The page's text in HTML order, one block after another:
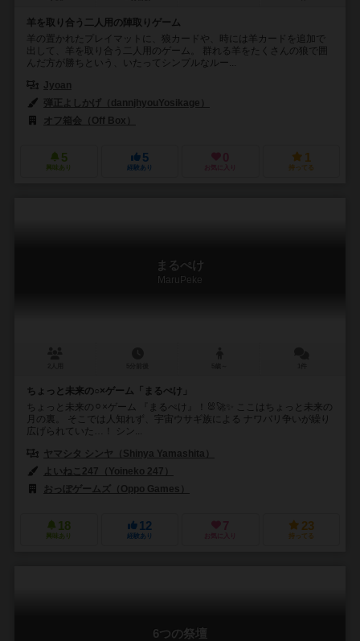
羊を取り合う二人用の陣取りゲーム
羊の置かれたプレイマットに、狼カードや、時には羊カードを追加で
出して、羊を取り合う二人用のゲーム。 群れる羊をたくさんの狼で囲
んだ方が勝ちという、いたってシンプルなルー...
Jyoan
弾正よしかげ（dannjhyouYosikage）
オフ箱会（Off Box）
5
興味あり
5
経験あり
0
お気に入り
1
持ってる
まるぺけ
MaruPeke
ちょっと未来の○×ゲーム「まるぺけ」
ちょっと未来の⚪︎×ゲーム 『まるぺけ』！🐰🚀✨ ここはちょっと未来の
月の裏。 そこでは人知れず、宇宙ウサギ族による ナワバリ争いが繰り
広げられていた…！ シン...
ヤマシタ シンヤ（Shinya Yamashita）
よいねこ247（Yoineko 247）
おっぽゲームズ（Oppo Games）
18
興味あり
12
経験あり
7
お気に入り
23
持ってる
6つの祭壇